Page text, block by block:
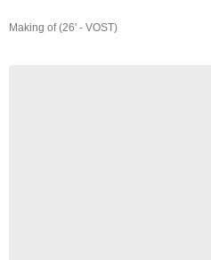
Making of (26' - VOST)